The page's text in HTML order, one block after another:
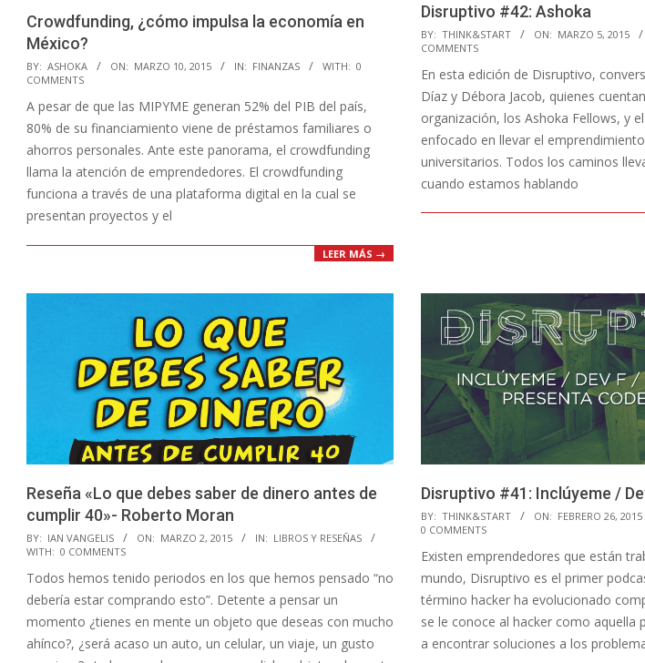
Crowdfunding, ¿cómo impulsa la economía en
México?
2015-
03-
10
BY: ASHOKA ON: MARZO 10, 2015 IN: FINANZAS WITH: 0
COMMENTS
A pesar de que las MIPYME generan 52% del PIB del país,
80% de su financiamiento viene de préstamos familiares o
ahorros personales. Ante este panorama, el crowdfunding
llama la atención de emprendedores. El crowdfunding
funciona a través de una plataforma digital en la cual se
presentan proyectos y el
LEER MÁS →
Disruptivo #42: Ashoka
2015-
03-
05
BY: THINK&START ON: MARZO 5, 2015
COMMENTS
En esta edición de Disruptivo,
Díaz y Débora Jacob, quienes
organización, los Ashoka Fellows, y
enfocado en llevar el
universitarios. Todos los caminos
cuando estamos hablando
Reseña «Lo que debes saber de dinero antes de
cumplir 40»- Roberto Moran
2015-
03-
02
BY: IAN VANGELIS ON: MARZO 2, 2015 IN: LIBROS Y RESEÑAS
WITH: 0 COMMENTS
Todos hemos tenido periodos en los que hemos pensado “no
debería estar comprando esto”. Detente a pensar un
momento ¿tienes en mente un objeto que deseas con mucho
ahínco?, ¿será acaso un auto, un celular, un viaje, un gusto
Disruptivo #41: Inclúyeme /
2015-
02-
26
BY: THINK&START ON: FEBRERO 26, 2015
0 COMMENTS
Existen emprendedores que están
mundo, Disruptivo es el primer
término hacker ha evolucionado
se le conoce al hacker como aquella
a encontrar soluciones a los